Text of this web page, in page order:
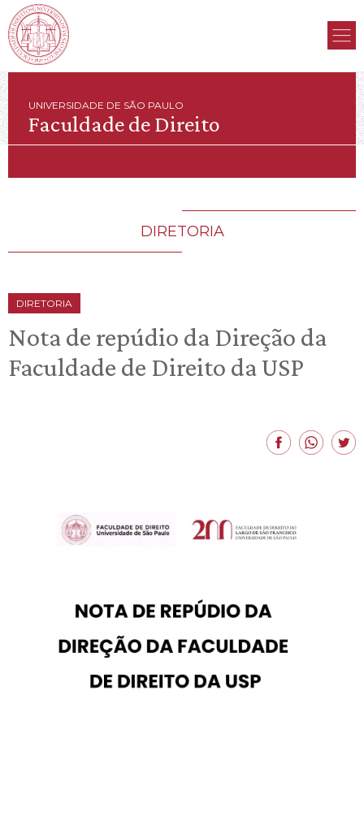
UNIVERSIDADE DE SÃO PAULO
Faculdade de Direito
DIRETORIA
DIRETORIA
Nota de repúdio da Direção da
Faculdade de Direito da USP